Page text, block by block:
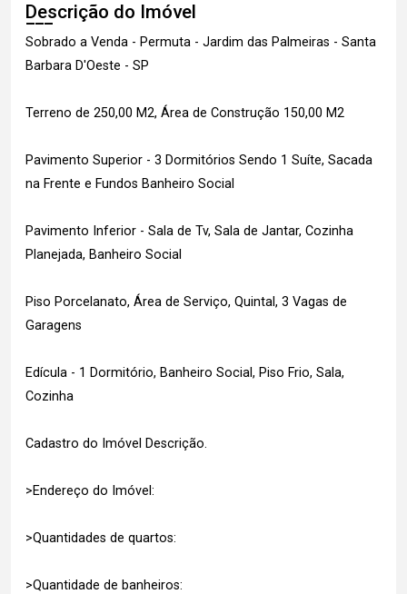
Descrição do Imóvel
Sobrado a Venda - Permuta - Jardim das Palmeiras - Santa
Barbara D'Oeste - SP
Terreno de 250,00 M2, Área de Construção 150,00 M2
Pavimento Superior - 3 Dormitórios Sendo 1 Suíte, Sacada
na Frente e Fundos Banheiro Social
Pavimento Inferior - Sala de Tv, Sala de Jantar, Cozinha
Planejada, Banheiro Social
Piso Porcelanato, Área de Serviço, Quintal, 3 Vagas de
Garagens
Edícula - 1 Dormitório, Banheiro Social, Piso Frio, Sala,
Cozinha
Cadastro do Imóvel Descrição.
>Endereço do Imóvel:
>Quantidades de quartos:
>Quantidade de banheiros: